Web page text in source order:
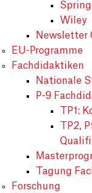
Wiley
Newsletter
EU-Programme
Fachdidaktiken
Nationale
P-9
TP1:
TP2,
Tagung
Forschung